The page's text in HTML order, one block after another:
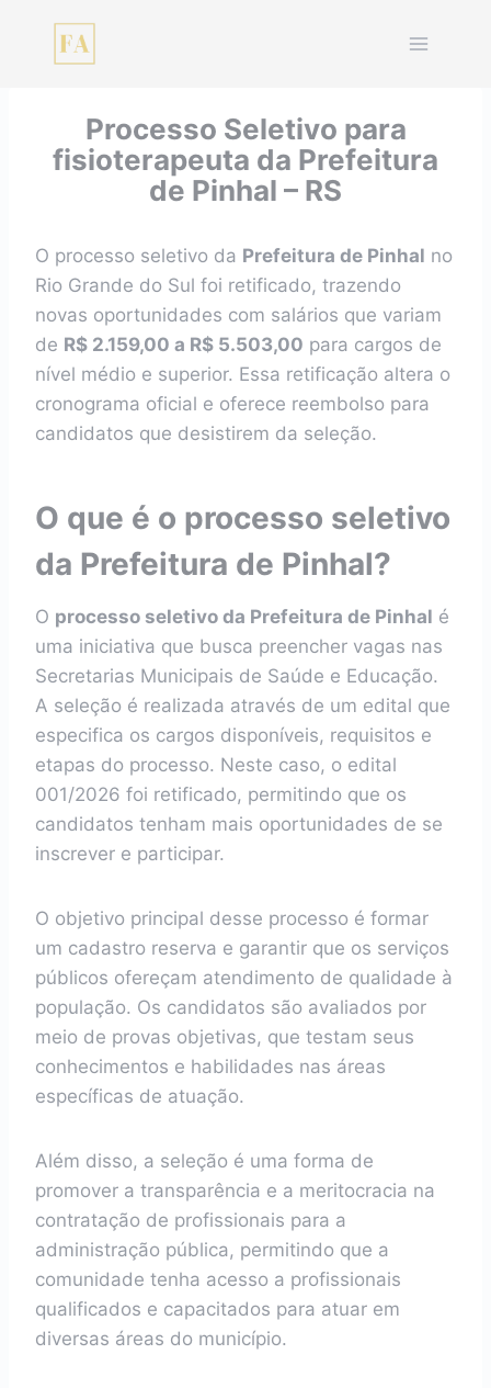
Processo Seletivo para
fisioterapeuta da Prefeitura
de Pinhal – RS
O processo seletivo da Prefeitura de Pinhal no
Rio Grande do Sul foi retificado, trazendo
novas oportunidades com salários que variam
de R$ 2.159,00 a R$ 5.503,00 para cargos de
nível médio e superior. Essa retificação altera o
cronograma oficial e oferece reembolso para
candidatos que desistirem da seleção.
O que é o processo seletivo
da Prefeitura de Pinhal?
O processo seletivo da Prefeitura de Pinhal é
uma iniciativa que busca preencher vagas nas
Secretarias Municipais de Saúde e Educação.
A seleção é realizada através de um edital que
especifica os cargos disponíveis, requisitos e
etapas do processo. Neste caso, o edital
001/2026 foi retificado, permitindo que os
candidatos tenham mais oportunidades de se
inscrever e participar.
O objetivo principal desse processo é formar
um cadastro reserva e garantir que os serviços
públicos ofereçam atendimento de qualidade à
população. Os candidatos são avaliados por
meio de provas objetivas, que testam seus
conhecimentos e habilidades nas áreas
específicas de atuação.
Além disso, a seleção é uma forma de
promover a transparência e a meritocracia na
contratação de profissionais para a
administração pública, permitindo que a
comunidade tenha acesso a profissionais
qualificados e capacitados para atuar em
diversas áreas do município.